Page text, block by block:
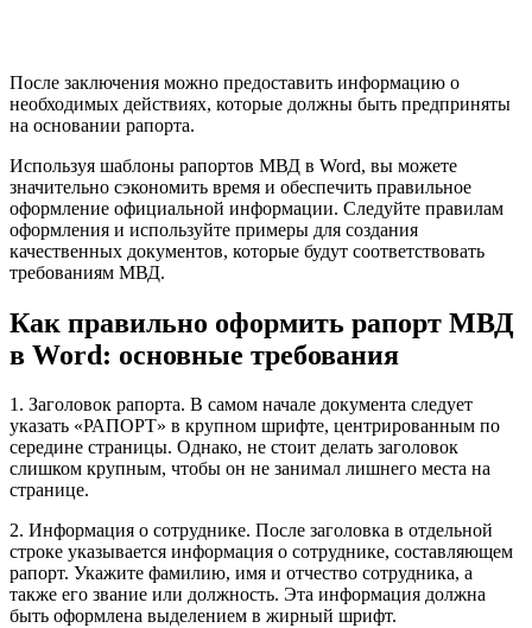
После заключения можно предоставить информацию о
необходимых действиях, которые должны быть предприняты
на основании рапорта.
Используя шаблоны рапортов МВД в Word, вы можете
значительно сэкономить время и обеспечить правильное
оформление официальной информации. Следуйте правилам
оформления и используйте примеры для создания
качественных документов, которые будут соответствовать
требованиям МВД.
Как правильно оформить рапорт МВД
в Word: основные требования
1. Заголовок рапорта. В самом начале документа следует
указать «РАПОРТ» в крупном шрифте, центрированным по
середине страницы. Однако, не стоит делать заголовок
слишком крупным, чтобы он не занимал лишнего места на
странице.
2. Информация о сотруднике. После заголовка в отдельной
строке указывается информация о сотруднике, составляющем
рапорт. Укажите фамилию, имя и отчество сотрудника, а
также его звание или должность. Эта информация должна
быть оформлена выделением в жирный шрифт.